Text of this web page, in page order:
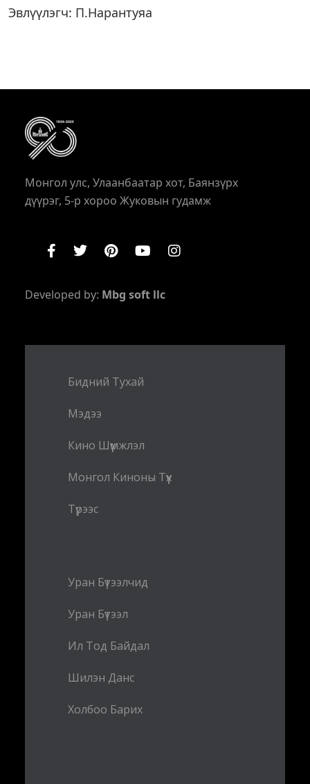
Эвлүүлэгч: П.Нарантуяа
Монгол улс, Улаанбаатар хот, Баянзүрх
дүүрэг, 5-р хороо Жуковын гудамж
Developed by: Mbg soft llc
Бидний Тухай
Мэдээ
Кино Шүүмжлэл
Монгол Киноны Түүх
Түрээс
Уран Бүтээлчид
Уран Бүтээл
Ил Тод Байдал
Шилэн Данс
Холбоо Барих